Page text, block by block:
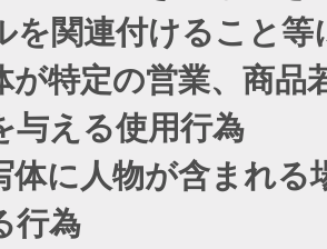
を関連付けること
が特定の営業、商
与える使用行為
に人物が含まれる
行為